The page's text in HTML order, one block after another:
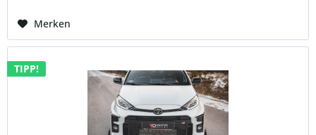
Merken
TIPP!